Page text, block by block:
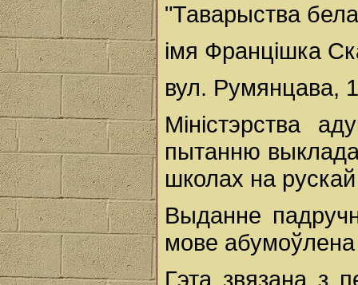
"Таварыства
імя Францішка
вул. Румянцава,
Міністэрства
пытанню
школах на
Выданне
мове
Гэта звязана з